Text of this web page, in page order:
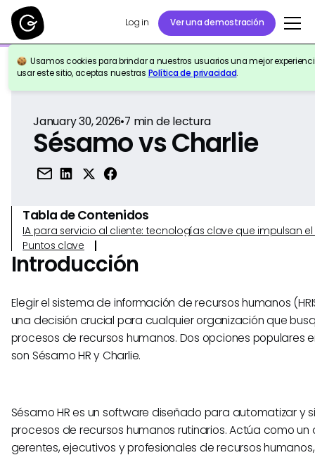
Log in Ver una demostración
Usamos cookies para brindar a nuestros usuarios una mejor
usar este sitio, aceptas nuestras Política de privacidad.
Volver a la Referencia
January 30, 2026•7 min de lectura
Sésamo vs Charlie
Tabla de Contenidos
IA para servicio al cliente: tecnologías clave que impulsan
Puntos clave
Introducción
Elegir el sistema de información de recursos humanos
una decisión crucial para cualquier organización que
procesos de recursos humanos. Dos opciones populares
son Sésamo HR y Charlie.
Sésamo HR es un software diseñado para automatizar y
procesos de recursos humanos rutinarios. Actúa como
gerentes, ejecutivos y profesionales de recursos